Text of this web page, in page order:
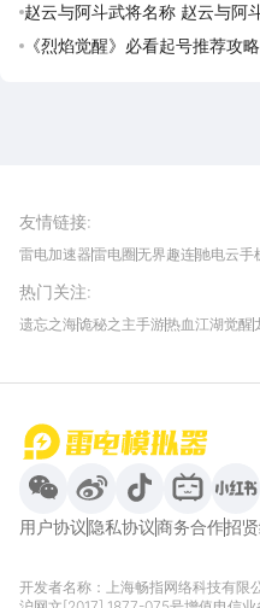
赵云与阿斗武将名称 赵云与阿
《烈焰觉醒》必看起号推荐攻略
友情链接:
雷电加速器雷电圈无界趣连驰电云手
我爱vr网华军软件园
热门关注:
遗忘之海诡秘之主手游热血江湖觉醒
用户协议隐私协议商务合作招
开发者名称：上海畅指网络科技有限
首页
微信
微博 抖音 哔哩哔哩